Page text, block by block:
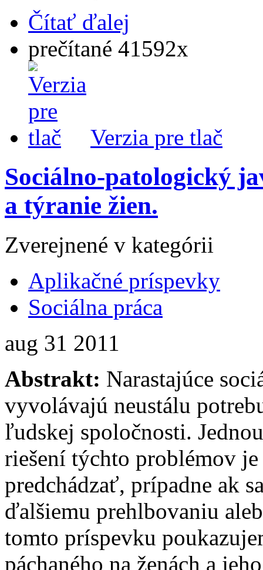
Čítať ďalej
prečítané 41592x
Verzia pre tlač
Sociálno-patologický
a týranie žien.
Zverejnené v kategórii
Aplikačné príspevky
Sociálna práca
aug 31 2011
Abstrakt: Narastajúce
vyvolávajú neustálu
ľudskej spoločnosti.
riešení týchto problémov
predchádzať, prípadne ak
ďalšiemu prehlbovaniu
tomto príspevku
páchaného na ženách a